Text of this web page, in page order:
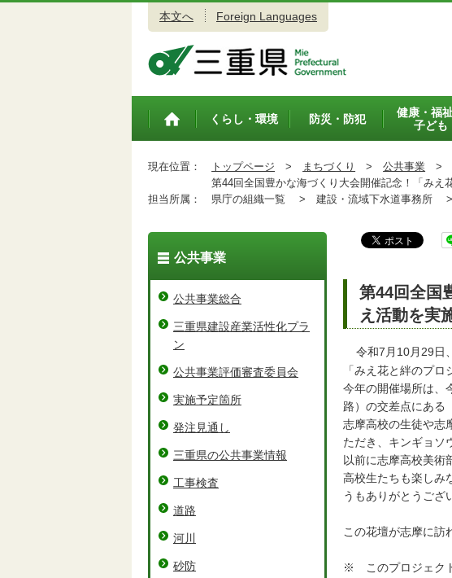
本文へ Foreign Languages
トップペ
くらし・環境 防災・防犯
健康・福
子ども
現在位置： トップページ > まちづくり > 公共事業 >
第44回全国豊かな海づくり大会開催記念！「みえ
担当所属：
県庁の組織一覧 > 建設・流域下水道事務所 >
第44回全国
え活動を実
令和7月10月29日
「みえ花と絆のプロ
今年の開催場所は、
路）の交差点にある
志摩高校の生徒や志
ただき、キンギョソ
以前に志摩高校美術
高校生たちも楽しみ
うもありがとうござ
この花壇が志摩に訪
※ このプロジェクト
公共事業
公共事業総合
三重県建設産業活性化プラ
ン
公共事業評価審査委員会
実施予定箇所
発注見通し
三重県の公共事業情報
工事検査
道路
河川
砂防